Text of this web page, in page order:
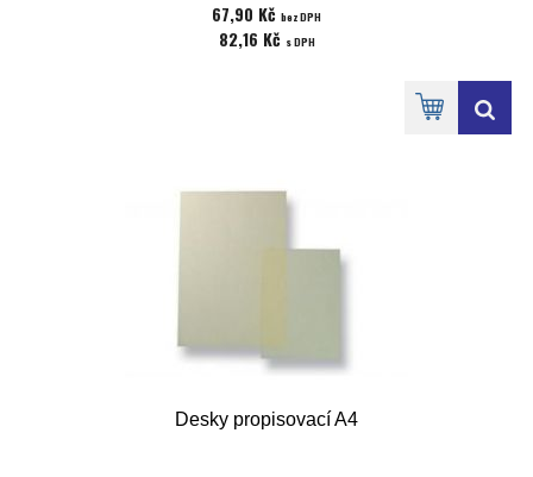
67,90 Kč bez DPH
82,16 Kč s DPH
Desky propisovací A4